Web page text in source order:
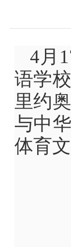
4月
语学
里约
与中
体育